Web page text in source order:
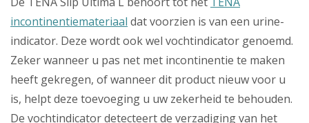
incontinentiemateriaal dat voorzien is van een urine-
indicator. Deze wordt ook wel vochtindicator genoemd.
Zeker wanneer u pas net met incontinentie te maken
heeft gekregen, of wanneer dit product nieuw voor u
is, helpt deze toevoeging u uw zekerheid te behouden.
De vochtindicator detecteert de verzadiging van het